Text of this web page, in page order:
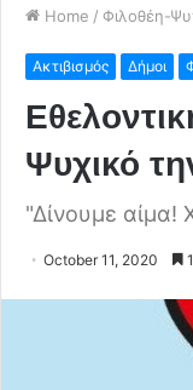
Home / Φιλοθέη-
Ακτιβισμός Δήμοι
Ψυχικό
"Δίνουμε αίμα!
October 11, 2020